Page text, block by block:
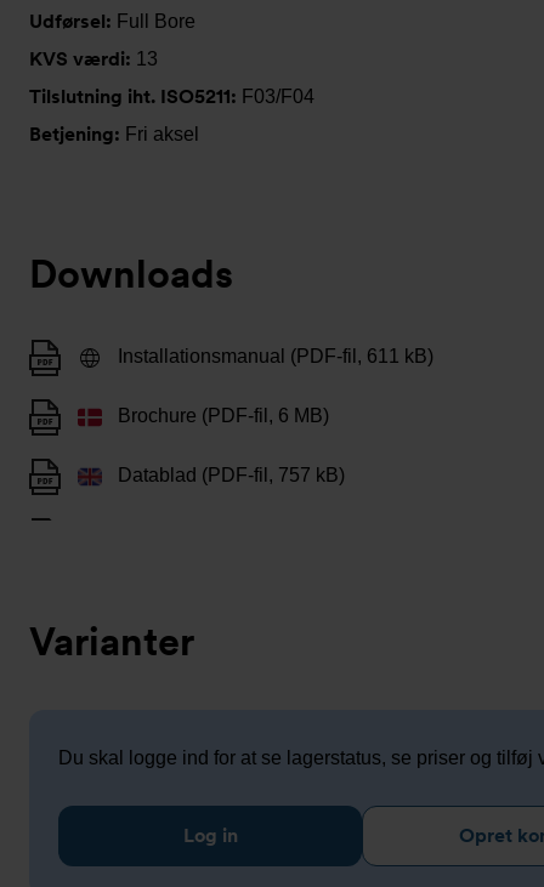
Udførsel: Full Bore
KVS værdi: 13
Tilslutning iht. ISO5211: F03/F04
Betjening: Fri aksel
Downloads
Installationsmanual (PDF-fil, 611 kB)
Brochure (PDF-fil, 6 MB)
Datablad (PDF-fil, 757 kB)
Varianter
Du skal logge ind for at se lagerstatus, se priser og tilføj
Log in Opret